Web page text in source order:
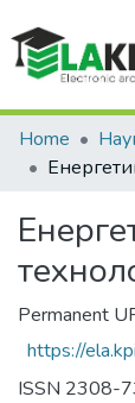
Communities
All of DSpace
Statistics
Home
Permanent
https://
ISSN 2308-